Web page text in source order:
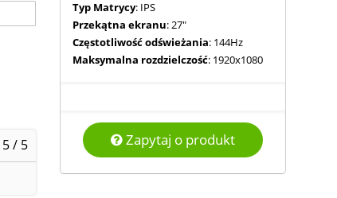
5/ 5
Typ Matrycy: IPS
Przekątna ekranu: 27"
Częstotliwość odświeżania: 144Hz
Maksymalna rozdzielczość: 1920x1080
Zapytaj o produkt